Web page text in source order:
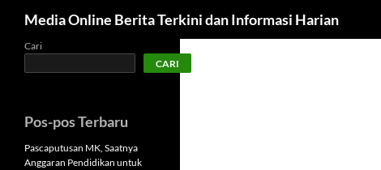
Langsung
Media Online Berita Terkini dan Informasi Harian
Cari
CARI
Pos-pos Terbaru
Pascaputusan MK, Saatnya
Anggaran Pendidikan untuk